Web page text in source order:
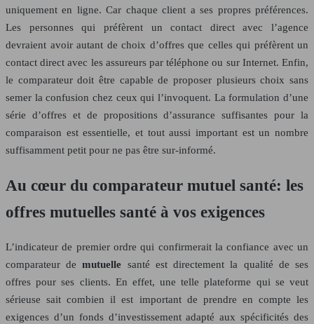
uniquement en ligne. Car chaque client a ses propres préférences.
Les personnes qui préfèrent un contact direct avec l’agence
devraient avoir autant de choix d’offres que celles qui préfèrent un
contact direct avec les assureurs par téléphone ou sur Internet. Enfin,
le comparateur doit être capable de proposer plusieurs choix sans
semer la confusion chez ceux qui l’invoquent. La formulation d’une
série d’offres et de propositions d’assurance suffisantes pour la
comparaison est essentielle, et tout aussi important est un nombre
suffisamment petit pour ne pas être sur-informé.
Au cœur du comparateur mutuel santé: les
offres mutuelles santé à vos exigences
L’indicateur de premier ordre qui confirmerait la confiance avec un
comparateur demutuelle santé est directement la qualité de ses
offres pour ses clients. En effet, une telle plateforme qui se veut
sérieuse sait combien il est important de prendre en compte les
exigences d’un fonds d’investissement adapté aux spécificités des